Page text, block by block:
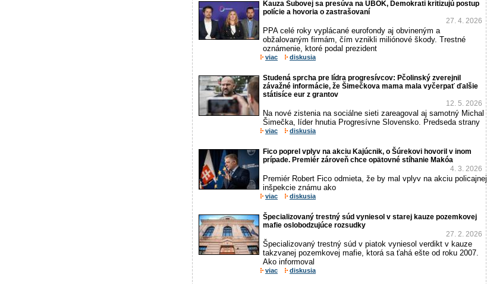
Kauza Šubovej sa presúva na ÚBOK, Demokrati kritizujú postup
polície a hovoria o zastrašovaní
27. 4. 2026
PPA celé roky vyplácané eurofondy aj obvineným a
obžalovaným firmám, čím vznikli miliónové škody. Trestné
oznámenie, ktoré podal prezident
viac diskusia
Studená sprcha pre lídra progresívcov: Pčolinský zverejnil
závažné informácie, že Šimečkova mama mala vyčerpať ďalšie
státisíce eur z grantov
12. 5. 2026
Na nové zistenia na sociálne sieti zareagoval aj samotný Michal
Šimečka, líder hnutia Progresívne Slovensko. Predseda strany
viac diskusia
Fico poprel vplyv na akciu Kajúcnik, o Šúrekovi hovoril v inom
prípade. Premiér zároveň chce opätovné stíhanie Makóa
4. 3. 2026
Premiér Robert Fico odmieta, že by mal vplyv na akciu policajnej
inšpekcie známu ako
viac diskusia
Špecializovaný trestný súd vyniesol v starej kauze pozemkovej
mafie oslobodzujúce rozsudky
27. 2. 2026
Špecializovaný trestný súd v piatok vyniesol verdikt v kauze
takzvanej pozemkovej mafie, ktorá sa ťahá ešte od roku 2007.
Ako informoval
viac diskusia